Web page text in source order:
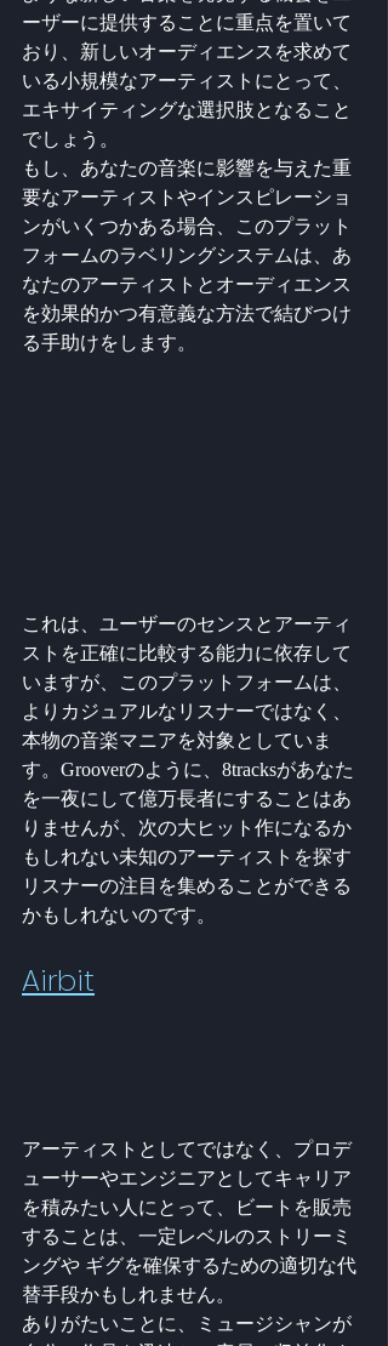
ーザーに提供することに重点を置いて
おり、新しいオーディエンスを求めて
いる小規模なアーティストにとって、
エキサイティングな選択肢となること
でしょう。
もし、あなたの音楽に影響を与えた重
要なアーティストやインスピレーショ
ンがいくつかある場合、このプラット
フォームのラベリングシステムは、あ
なたのアーティストとオーディエンス
を効果的かつ有意義な方法で結びつけ
る手助けをします。
これは、ユーザーのセンスとアーティ
ストを正確に比較する能力に依存して
いますが、このプラットフォームは、
よりカジュアルなリスナーではなく、
本物の音楽マニアを対象としていま
す。Grooverのように、8tracksがあなた
を一夜にして億万長者にすることはあ
りませんが、次の大ヒット作になるか
もしれない未知のアーティストを探す
リスナーの注目を集めることができる
かもしれないのです。
Airbit
アーティストとしてではなく、プロデ
ューサーやエンジニアとしてキャリア
を積みたい人にとって、ビートを販売
することは、一定レベルのストリーミ
ングや ギグを確保するための適切な代
替手段かもしれません。
ありがたいことに、ミュージシャンが